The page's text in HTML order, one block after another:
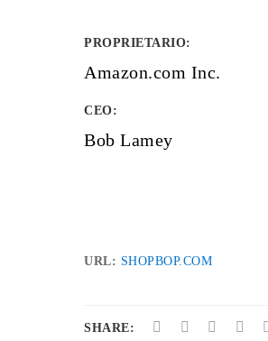
PROPRIETARIO:
Amazon.com Inc.
CEO:
Bob Lamey
URL: SHOPBOP.COM
SHARE: